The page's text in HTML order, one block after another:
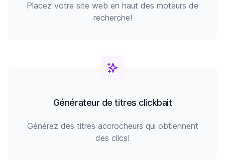
Placez votre site web en haut des moteurs de
recherche!
Générateur de titres clickbait
Générez des titres accrocheurs qui obtiennent
des clics!